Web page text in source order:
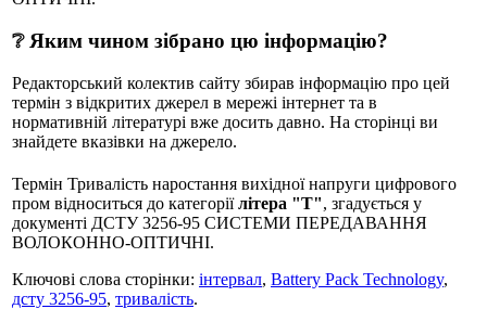
❔ Яким чином зібрано цю інформацію?
Редакторський колектив сайту збирав інформацію про цей
термін з відкритих джерел в мережі інтернет та в
нормативній літературі вже досить давно. На сторінці ви
знайдете вказівки на джерело.
Термін Тривалість наростання вихідної напруги цифрового
пром відноситься до категоріїлітера "Т", згадується у
документі ДСТУ 3256-95 СИСТЕМИ ПЕРЕДАВАННЯ
ВОЛОКОННО-ОПТИЧНI.
Ключові слова сторінки: інтервал, Battery Pack Technology,
дсту 3256-95, тривалість.